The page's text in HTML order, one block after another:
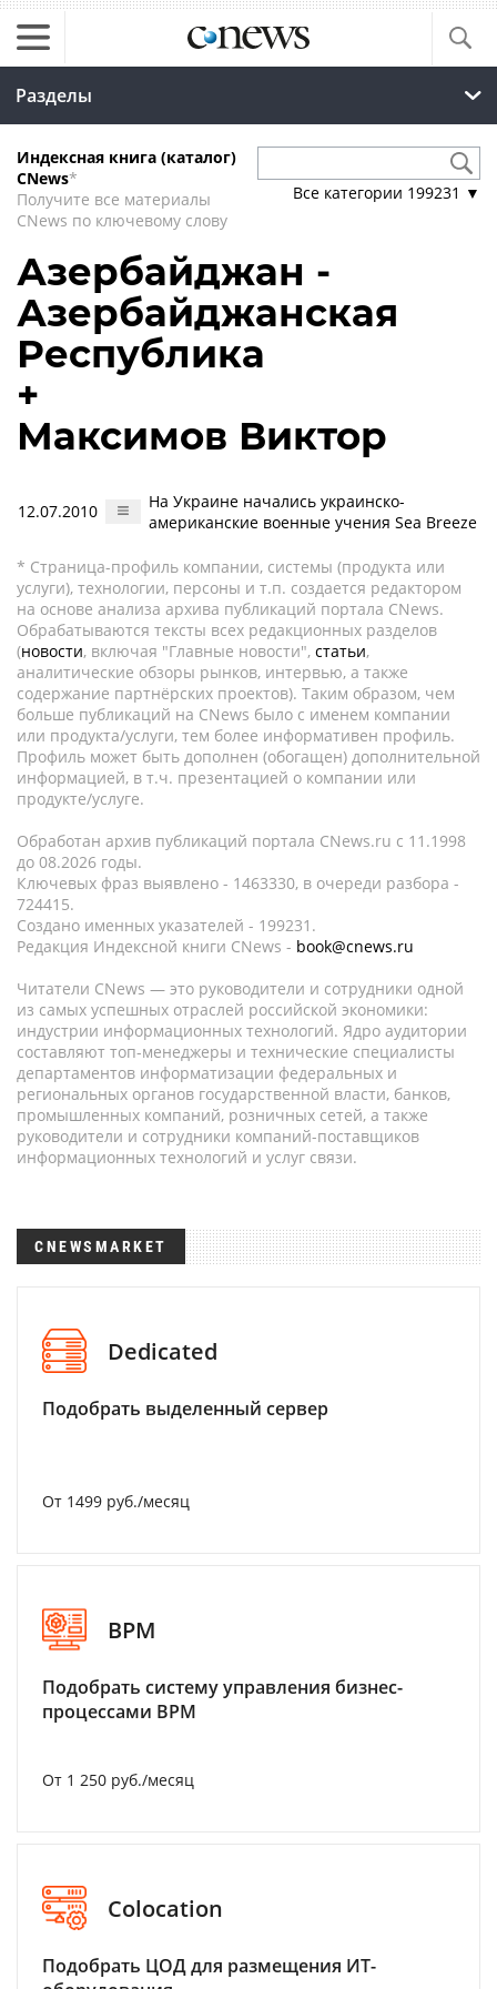
Разделы
Индексная книга (каталог)
CNews*
Получите все материалы
CNews по ключевому слову
Все категории 199231 ▼
Азербайджан -
Азербайджанская
Республика
+
Максимов Виктор
12.07.2010
На Украине начались украинско-
американские военные учения Sea Breeze
* Страница-профиль компании, системы (продукта или
услуги), технологии, персоны и т.п. создается редактором
на основе анализа архива публикаций портала CNews.
Обрабатываются тексты всех редакционных разделов
(новости, включая "Главные новости", статьи,
аналитические обзоры рынков, интервью, а также
содержание партнёрских проектов). Таким образом, чем
больше публикаций на CNews было с именем компании
или продукта/услуги, тем более информативен профиль.
Профиль может быть дополнен (обогащен) дополнительной
информацией, в т.ч. презентацией о компании или
продукте/услуге.
Обработан архив публикаций портала CNews.ru c 11.1998
до 08.2026 годы.
Ключевых фраз выявлено - 1463330, в очереди разбора -
724415.
Создано именных указателей - 199231.
Редакция Индексной книги CNews - book@cnews.ru
Читатели CNews — это руководители и сотрудники одной
из самых успешных отраслей российской экономики:
индустрии информационных технологий. Ядро аудитории
составляют топ-менеджеры и технические специалисты
департаментов информатизации федеральных и
региональных органов государственной власти, банков,
промышленных компаний, розничных сетей, а также
руководители и сотрудники компаний-поставщиков
информационных технологий и услуг связи.
CNEWSMARKET
Dedicated
Подобрать выделенный сервер
От 1499 руб./месяц
BPM
Подобрать систему управления бизнес-
процессами BPM
От 1 250 руб./месяц
Colocation
Подобрать ЦОД для размещения ИТ-